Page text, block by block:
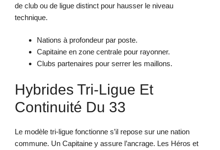
de club ou de ligue distinct pour hausser le niveau
technique.
Nations à profondeur par poste.
Capitaine en zone centrale pour rayonner.
Clubs partenaires pour serrer les maillons.
Hybrides Tri-Ligue Et
Continuité Du 33
Le modèle tri-ligue fonctionne s’il repose sur une nation
commune. Un Capitaine y assure l’ancrage. Les Héros et